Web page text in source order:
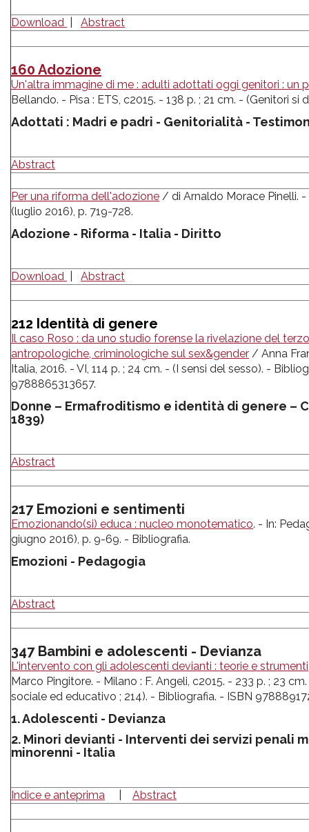
Download Abstract
160 Adozione
Un'altra immagine di me : adulti adottati oggi genitori : un
Bellando. - Pisa : ETS, c2015. - 138 p. ; 21 cm. - (Genitori
Adottati : Madri e padri - Genitorialità -
Abstract
Per una riforma dell'adozione / di Arnaldo Morace Pinelli.
(luglio 2016), p. 719-728.
Adozione - Riforma - Italia - Diritto
Download Abstract
212 Identità di genere
Il caso Roso : da uno studio forense la rivelazione del
antropologiche, criminologiche sul sex&gender / Anna
Italia, 2016. - VI, 114 p. ; 24 cm. - (I sensi del sesso). -
9788865313657.
Donne – Ermafroditismo e identità di genere –
1839)
Abstract
217 Emozioni e sentimenti
Emozionando(si) educa : nucleo monotematico. - In:
giugno 2016), p. 9-69. - Bibliografia.
Emozioni - Pedagogia
Abstract
347 Bambini e adolescenti - Devianza
L'intervento con gli adolescenti devianti : teorie e strumenti
Marco Pingitore. - Milano : F. Angeli, c2015. - 233 p. ; 23
sociale ed educativo ; 214). - Bibliografia. - ISBN
1. Adolescenti - Devianza
2. Minori devianti - Interventi dei servizi penali
minorenni - Italia
Indice e anteprima Abstract